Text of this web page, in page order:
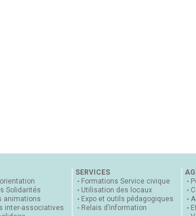
Solidarités
animations
inter-associatives
SERVICES
Formations Service civique
Utilisation des locaux
Expo et outils pédagogiques
Relais d’information